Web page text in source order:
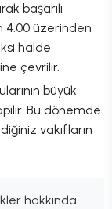
başarılı
4.00 üzerinden
halde
çevrilir.
büyük
Bu dönemde
vakıfların
hakkında